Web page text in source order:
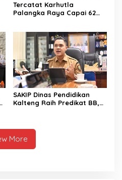
Tercatat Karhutla
Palangka Raya Capai 62
SAKIP Dinas Pendidikan
Kalteng Raih Predikat BB,
More